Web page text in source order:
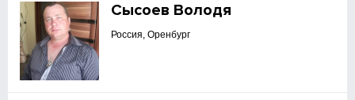
Сысоев Володя
Россия, Оренбург